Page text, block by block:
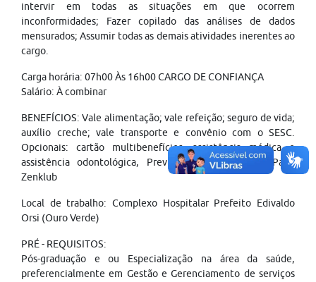
intervir em todas as situações em que ocorrem
inconformidades; Fazer copilado das análises de dados
mensurados; Assumir todas as demais atividades inerentes ao
cargo.
Carga horária: 07h00 Às 16h00 CARGO DE CONFIANÇA
Salário: À combinar
BENEFÍCIOS: Vale alimentação; vale refeição; seguro de vida;
auxílio creche; vale transporte e convênio com o SESC.
Opcionais: cartão multibenefícios, assistência médica e
assistência odontológica, Previdência Privada, TotalPass,
Zenklub
Local de trabalho: Complexo Hospitalar Prefeito Edivaldo
Orsi (Ouro Verde)
PRÉ - REQUISITOS:
Pós-graduação e ou Especialização na área da saúde,
preferencialmente em Gestão e Gerenciamento de serviços